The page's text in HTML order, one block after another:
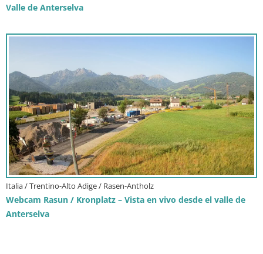
Valle de Anterselva
Italia / Trentino-Alto Adige / Rasen-Antholz
Webcam Rasun / Kronplatz – Vista en vivo desde el valle de
Anterselva